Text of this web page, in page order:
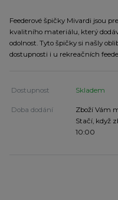
Feederové špičky Mivardi jsou
kvalitního materiálu, který
odolnost. Tyto špičky si našly
dostupnosti i u rekreačních
Dostupnost Skladem
Doba dodání
Zboží Vám
Stačí, když
10:00